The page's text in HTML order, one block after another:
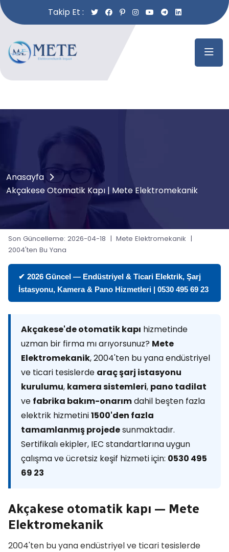
Takip Et :
Anasayfa
Akçakese Otomatik Kapı | Mete Elektromekanik
Son Güncelleme: 2026-04-18 | Mete Elektromekanik |
2004'ten Bu Yana
✔ 2026 Güncel — Endüstriyel & Ticari Elektrik, Şarj
İstasyonu, Kamera & Pano Hizmetleri | 0530 495 69 23
Akçakese'de otomatik kapı hizmetinde
uzman bir firma mı arıyorsunuz? Mete
Elektromekanik, 2004'ten bu yana endüstriyel
ve ticari tesislerde araç şarj istasyonu
kurulumu, kamera sistemleri, pano tadilat
ve fabrika bakım-onarımdahil beşten fazla
elektrik hizmetini1500'den fazla
tamamlanmış projedesunmaktadır.
Sertifikalı ekipler, IEC standartlarına uygun
çalışma ve ücretsiz keşif hizmeti için: 0530 495
69 23
Akçakese otomatik kapı — Mete
Elektromekanik
2004'ten bu yana endüstriyel ve ticari tesislerde